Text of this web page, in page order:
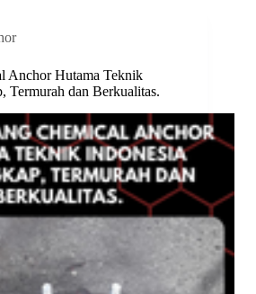
Anchor Hutama Teknik
Termurah dan Berkualitas.